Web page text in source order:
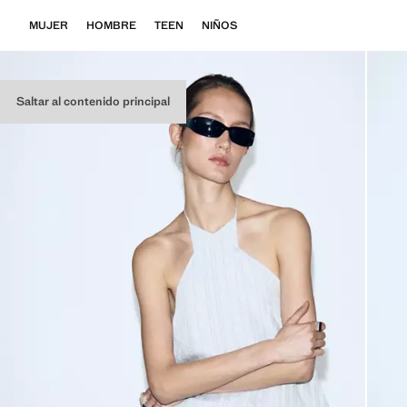
Saltar al contenido principal
MUJER HOMBRE TEEN NIÑOS